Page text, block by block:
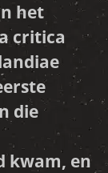
het
critica
die
kwam, en